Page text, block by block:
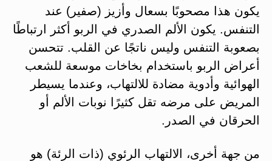
يكون هذا مصحوبًا بسعال وأزيز (صفير) عند
التنفس. يكون الألم الصدري في الربو أكثر ارتباطًا
بصعوبة التنفس وليس ناتجًا عن القلب. تتحسن
أعراض الربو باستخدام بخاخات موسعة للشعب
الهوائية وأدوية مضادة للالتهاب، وعندما يسيطر
المريض على مرضه تقل كثيرًا نوبات الألم أو
الحرقان في الصدر.
من جهة أخرى، الالتهاب الرئوي (ذات الرئة) هو